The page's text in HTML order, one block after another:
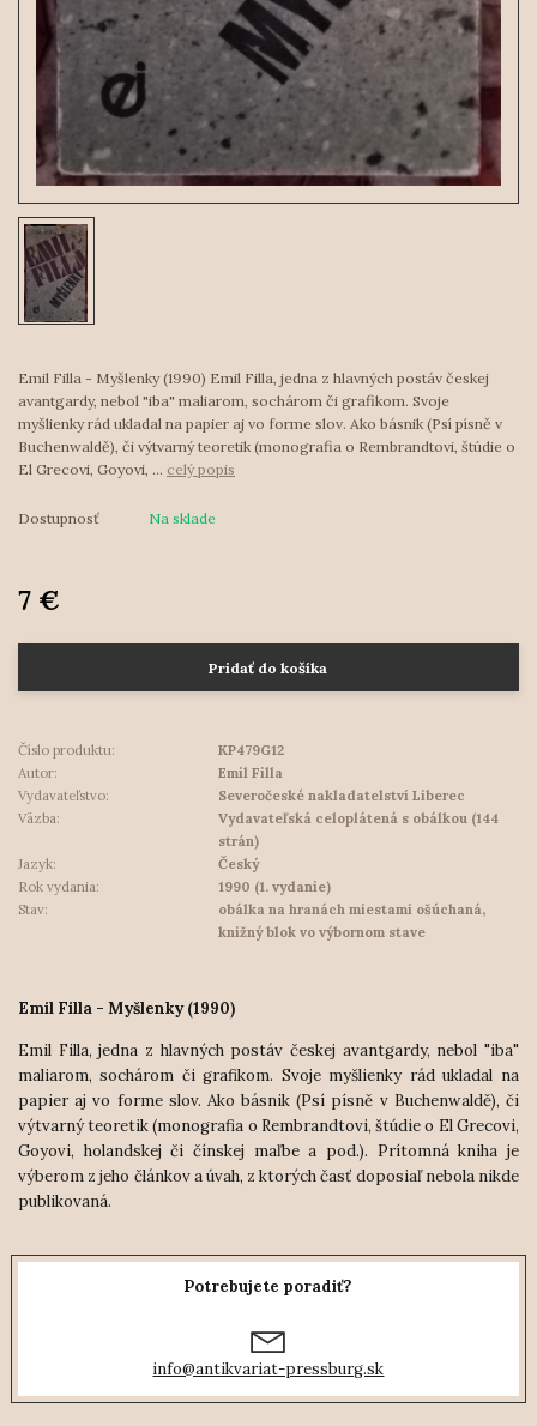
Emil Filla - Myšlenky (1990) Emil Filla, jedna z hlavných postáv českej
avantgardy, nebol "iba" maliarom, sochárom či grafikom. Svoje
myšlienky rád ukladal na papier aj vo forme slov. Ako básnik (Psí písně v
Buchenwaldě), či výtvarný teoretik (monografia o Rembrandtovi, štúdie o
El Grecovi, Goyovi, ... celý popis
Dostupnosť Na sklade
7 €
Pridať do košíka
Číslo produktu:
KP479G12
Autor:
Emil Filla
Vydavateľstvo:
Severočeské nakladatelství Liberec
Väzba:
Vydavateľská celoplátená s obálkou (144
strán)
Jazyk:
Český
Rok vydania:
1990 (1. vydanie)
Stav:
obálka na hranách miestami ošúchaná,
knižný blok vo výbornom stave
Emil Filla - Myšlenky (1990)
Emil Filla, jedna z hlavných postáv českej avantgardy, nebol "iba"
maliarom, sochárom či grafikom. Svoje myšlienky rád ukladal na
papier aj vo forme slov. Ako básnik (Psí písně v Buchenwaldě), či
výtvarný teoretik (monografia o Rembrandtovi, štúdie o El Grecovi,
Goyovi, holandskej či čínskej maľbe a pod.). Prítomná kniha je
výberom z jeho článkov a úvah, z ktorých časť doposiaľ nebola nikde
publikovaná.
Potrebujete poradiť?
info@antikvariat-pressburg.sk